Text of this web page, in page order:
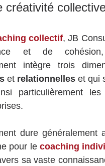
créativité
collectif, JB
et de cohésion,
intègre trois
et relationnelles et qui
particulièrement les
dure
pour le coaching
sa vaste